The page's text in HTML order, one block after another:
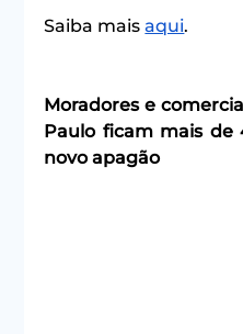
Saiba mais aqui.
Moradores e
Paulo ficam mais de
novo apagão